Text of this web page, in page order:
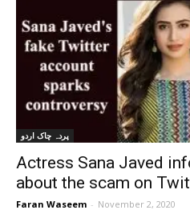
پردہ چاک اردو
Actress Sana Javed
about the scam on
Faran Waseem - November 2, 2020